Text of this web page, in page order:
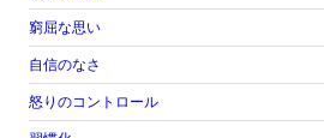
窮屈な思い
自信のなさ
怒りのコントロール